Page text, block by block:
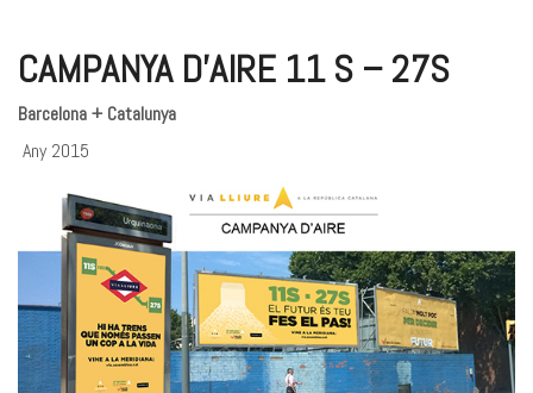
CAMPANYA D’AIRE 11 S – 27S
Barcelona + Catalunya
Any 2015